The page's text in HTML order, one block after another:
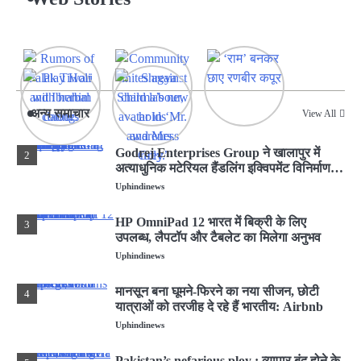
अन्य समाचार View All
अलर्ट जारी
Uphindinews
1
GodrejIndustriesGroup
ने नई ब्रांड फिल्म लॉन्च की
‘एट गोदरेज इंडस्ट्रीज, वी क्राफ्ट’
Uphindinews
2
Godrej Enterprises Group ने खालापुर में
अत्याधुनिक मटेरियल हैंडलिंग इक्विपमेंट विनिर्माण
संयंत्र का शुभारंभ किया
Uphindinews
3
HP OmniPad 12 भारत में बिक्री के लिए
उपलब्ध, लैपटॉप और टैबलेट का मिलेगा अनुभव
Uphindinews
4
मानसून बना घूमने-फिरने का नया सीजन, छोटी
यात्राओं को तरजीह दे रहे हैं भारतीय: Airbnb
Uphindinews